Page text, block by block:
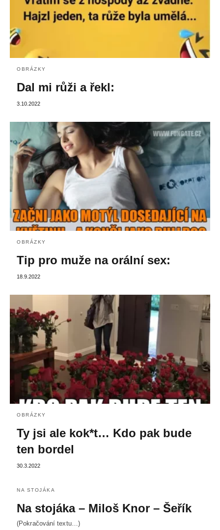
OBRÁZKY
Dal mi růži a řekl:
3.10.2022
OBRÁZKY
Tip pro muže na orální sex:
18.9.2022
OBRÁZKY
Ty jsi ale kok*t… Kdo pak bude
ten bordel
30.3.2022
NA STOJÁKA
Na stojáka – Miloš Knor – Šeřík
(Pokračování textu…)